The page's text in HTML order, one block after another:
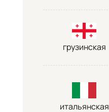
грузинская
итальянская